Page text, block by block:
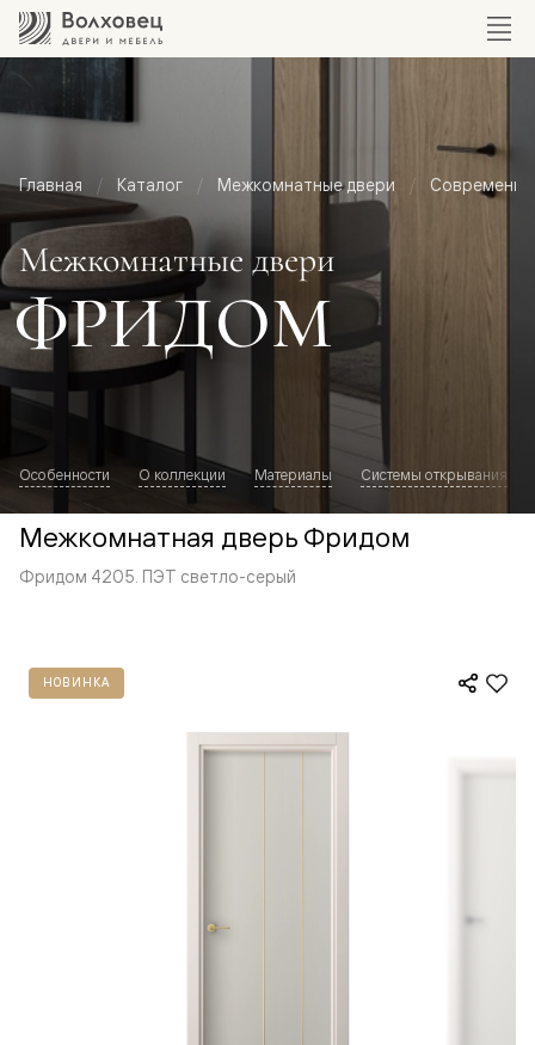
Главная Каталог Межкомнатные двери
Межкомнатные двери
ФРИДОМ
Особенности О коллекции Материалы Системы открывания
Межкомнатная дверь Фридом
Фридом 4205. ПЭТ светло-серый
НОВИНКА